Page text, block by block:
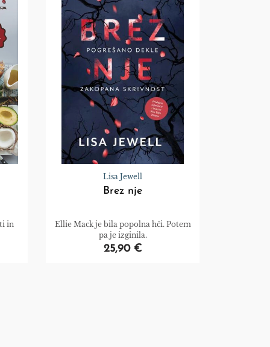
in
Lisa Jewell
Brez nje
Ellie Mack je bila popolna hči. Potem
pa je izginila.
25,90 €